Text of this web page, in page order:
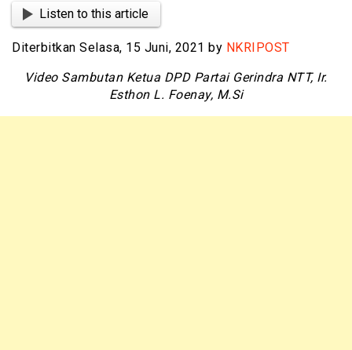
Listen to this article
Diterbitkan Selasa, 15 Juni, 2021 by NKRIPOST
Video Sambutan Ketua DPD Partai Gerindra NTT, Ir.
Esthon L. Foenay, M.Si